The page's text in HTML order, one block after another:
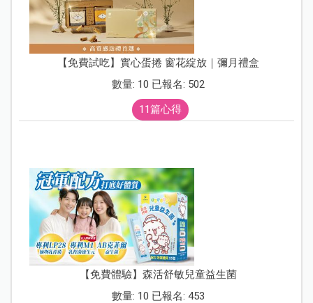
【免費試吃】實心蛋捲 窗花綻放｜彌月禮盒
數量: 10 已報名: 502
11篇心得
【免費體驗】森活舒敏兒童益生菌
數量: 10 已報名: 453